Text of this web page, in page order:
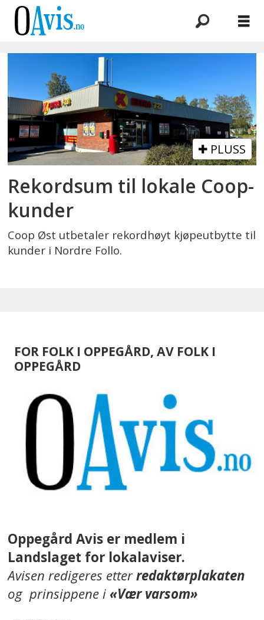
Emne:
gøril
joys
johnsen
PLUSS
Rekordsum til lokale Coop-
kunder
Coop Øst utbetaler rekordhøyt kjøpeutbytte til
kunder i Nordre Follo.
FOR FOLK I OPPEGÅRD, AV FOLK I
OPPEGÅRD
Oppegård Avis er medlem i
Landslaget for lokalaviser.
Avisen redigeres etterredaktørplakaten
og prinsippene i«Vær varsom»